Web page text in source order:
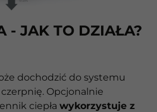
- JAK TO DZIAŁA?
dochodzić do systemu
Opcjonalnie
ciepła wykorzystuje z